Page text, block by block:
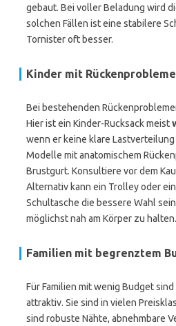
gebaut. Bei voller Beladung wird
solchen Fällen ist eine stabilere
Tornister oft besser.
Kinder mit
Bei bestehenden
Hier ist ein Kinder-Rucksack meist
wenn er keine klare
Modelle mit anatomischem
Brustgurt. Konsultiere vor dem
Alternativ kann ein Trolley oder
Schultasche die bessere Wahl
möglichst nah am Körper zu halten.
Familien mit begrenztem
Für Familien mit wenig Budget
attraktiv. Sie sind in vielen
sind robuste Nähte, abnehmbare